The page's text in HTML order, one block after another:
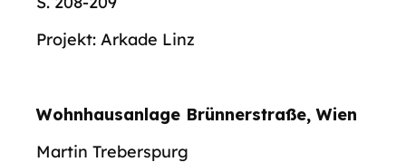
Projekt: Arkade Linz
Wohnhausanlage Brünnerstraße, Wien
Martin Treberspurg